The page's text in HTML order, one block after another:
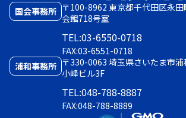
国会事務所 〒100-8962 東京都千代田区永
会館718号室
TEL:03-6550-0718
FAX:03-6551-0718
浦和事務所 〒330-0063 埼玉県さいたま市
小峰ビル3F
TEL:048-788-8887
FAX:048-788-8889